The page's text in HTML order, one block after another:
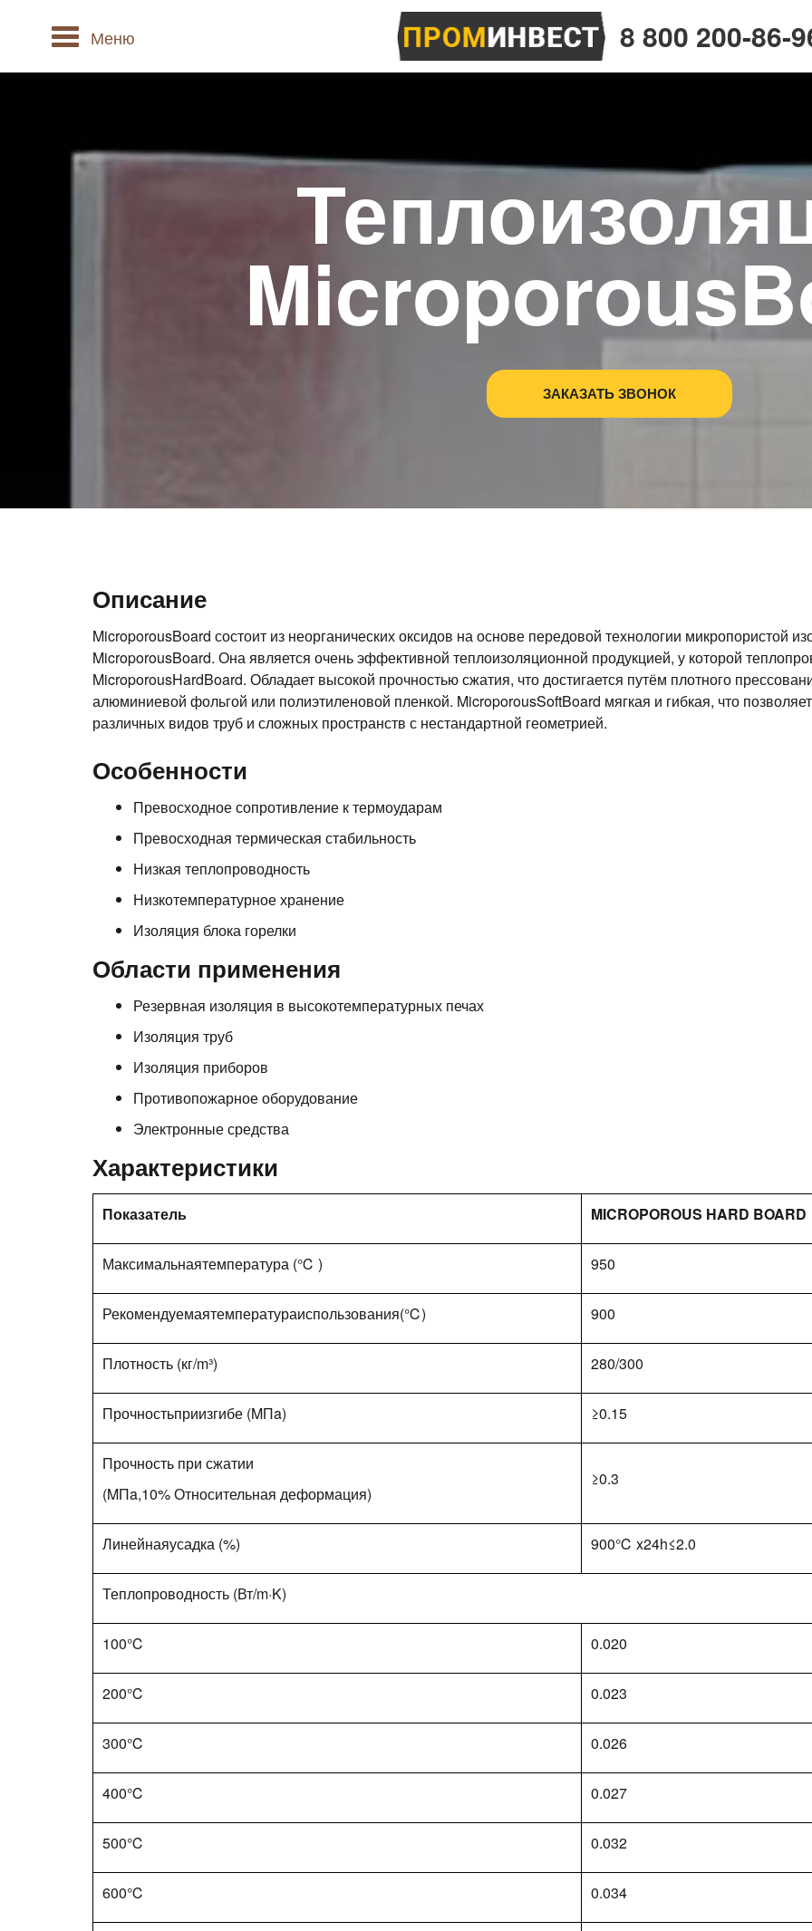
8 800 200-86-
Меню
ЗАКАЗАТЬ ЗВОНОК
Описание
MicroporousBoard состоит из неорганических оксидов на основе передовой технологии микропористой
MicroporousBoard. Она является очень эффективной теплоизоляционной продукцией, у которой
MicroporousHardBoard. Обладает высокой прочностью сжатия, что достигается путём плотного
алюминиевой фольгой или полиэтиленовой пленкой. MicroporousSoftBoard мягкая и гибкая, что
различных видов труб и сложных пространств с нестандартной геометрией.
Особенности
Превосходное сопротивление к термоударам
Превосходная термическая стабильность
Низкая теплопроводность
Низкотемпературное хранение
Изоляция блока горелки
Области применения
Резервная изоляция в высокотемпературных печах
Изоляция труб
Изоляция приборов
Противопожарное оборудование
Электронные средства
Характеристики
Показатель MICROPOROUS HARD BOARD
Максимальнаятемпература (℃ ) 950
Рекомендуемаятемператураиспользования(℃) 900
Плотность (кг/m³) 280/300
Прочностьприизгибе (MПa) ≥0.15
Прочность при сжатии
(MПa,10% Относительная деформация)
≥0.3
Линейнаяусадка (%) 900℃ x24h≤2.0
Теплопроводность (Вт/m·K)
100℃ 0.020
200℃ 0.023
300℃ 0.026
400℃ 0.027
500℃ 0.032
600℃ 0.034